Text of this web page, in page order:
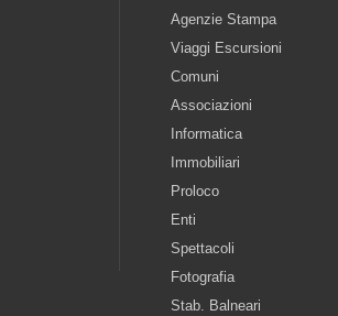
Agenzie Stampa
Viaggi Escursioni
Comuni
Associazioni
Informatica
Immobiliari
Proloco
Enti
Spettacoli
Fotografia
Stab. Balneari